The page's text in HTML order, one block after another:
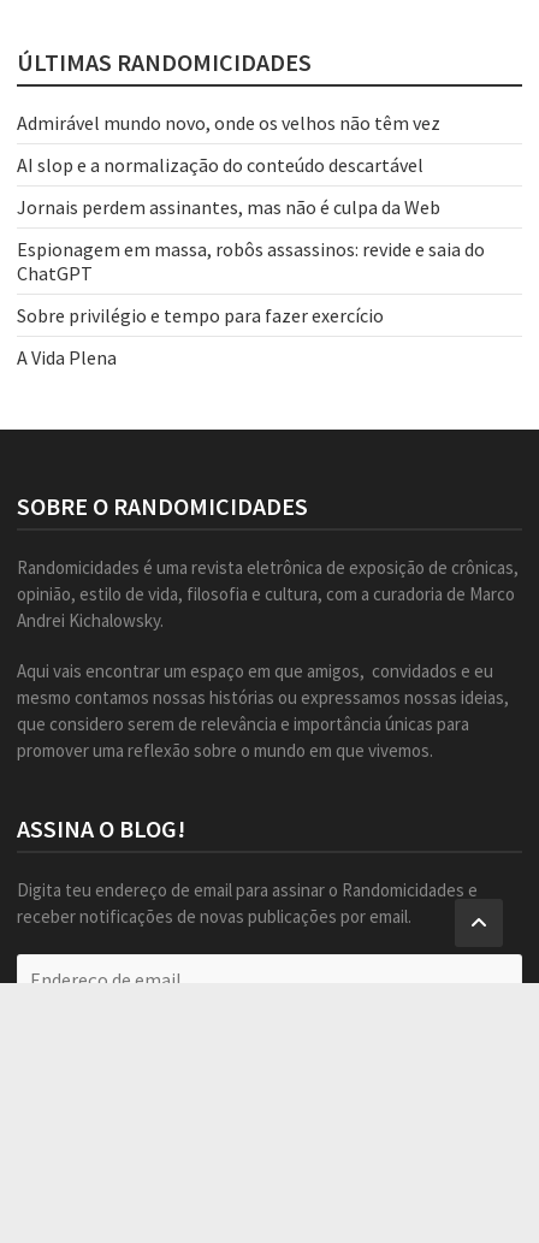
ÚLTIMAS RANDOMICIDADES
Admirável mundo novo, onde os velhos não têm vez
AI slop e a normalização do conteúdo descartável
Jornais perdem assinantes, mas não é culpa da Web
Espionagem em massa, robôs assassinos: revide e saia do
ChatGPT
Sobre privilégio e tempo para fazer exercício
A Vida Plena
SOBRE O RANDOMICIDADES
Randomicidades é uma revista eletrônica de exposição de crônicas,
opinião, estilo de vida, filosofia e cultura, com a curadoria de Marco
Andrei Kichalowsky.
Aqui vais encontrar um espaço em que amigos, convidados e eu
mesmo contamos nossas histórias ou expressamos nossas ideias,
que considero serem de relevância e importância únicas para
promover uma reflexão sobre o mundo em que vivemos.
ASSINA O BLOG!
Digita teu endereço de email para assinar o Randomicidades e
receber notificações de novas publicações por email.